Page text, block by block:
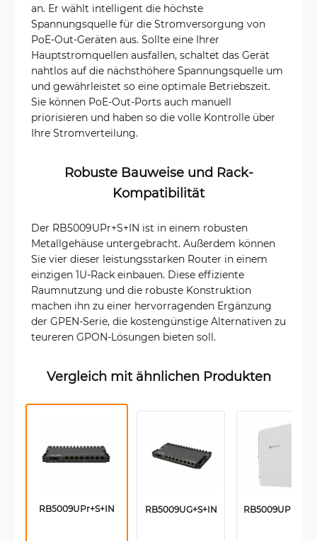
an. Er wählt intelligent die höchste
Spannungsquelle für die Stromversorgung von
PoE-Out-Geräten aus. Sollte eine Ihrer
Hauptstromquellen ausfallen, schaltet das Gerät
nahtlos auf die nächsthöhere Spannungsquelle um
und gewährleistet so eine optimale Betriebszeit.
Sie können PoE-Out-Ports auch manuell
priorisieren und haben so die volle Kontrolle über
Ihre Stromverteilung.
Robuste Bauweise und Rack-
Kompatibilität
Der RB5009UPr+S+IN ist in einem robusten
Metallgehäuse untergebracht. Außerdem können
Sie vier dieser leistungsstarken Router in einem
einzigen 1U-Rack einbauen. Diese effiziente
Raumnutzung und die robuste Konstruktion
machen ihn zu einer hervorragenden Ergänzung
der GPEN-Serie, die kostengünstige Alternativen zu
teureren GPON-Lösungen bieten soll.
Vergleich mit ähnlichen Produkten
RB5009UPr+S+IN RB5009UG+S+IN